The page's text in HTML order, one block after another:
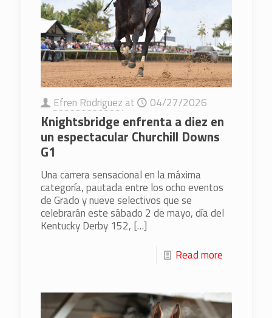
Efren Rodriguez at 04/27/2026
Knightsbridge enfrenta a diez en
un espectacular Churchill Downs
G1
Una carrera sensacional en la máxima
categoría, pautada entre los ocho eventos
de Grado y nueve selectivos que se
celebrarán este sábado 2 de mayo, día del
Kentucky Derby 152, […]
Read more